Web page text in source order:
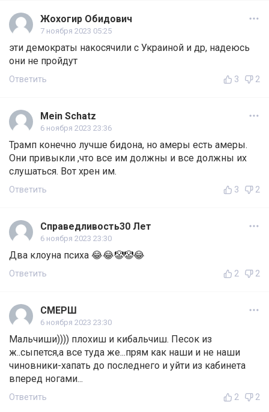
Жохогир Обидович
7 ноября 2023 05:25
эти демократы накосячили с Украиной и др, надеюсь
они не пройдут
Ответить 3 2
Mein Schatz
6 ноября 2023 23:36
Трамп конечно лучше бидона, но амеры есть амеры.
Они привыкли ,что все им должны и все должны их
слушаться. Вот хрен им.
Ответить 3 2
Справедливость30 Лет
6 ноября 2023 23:30
Два клоуна психа 😂😂🤡🤡😂
Ответить 2 2
СМЕРШ
6 ноября 2023 23:30
Мальчиши)))) плохиш и кибальчиш. Песок из
ж..сыпется,а все туда же...прям как наши и не наши
чиновники-хапать до последнего и уйти из кабинета
вперед ногами...
Ответить 2 2